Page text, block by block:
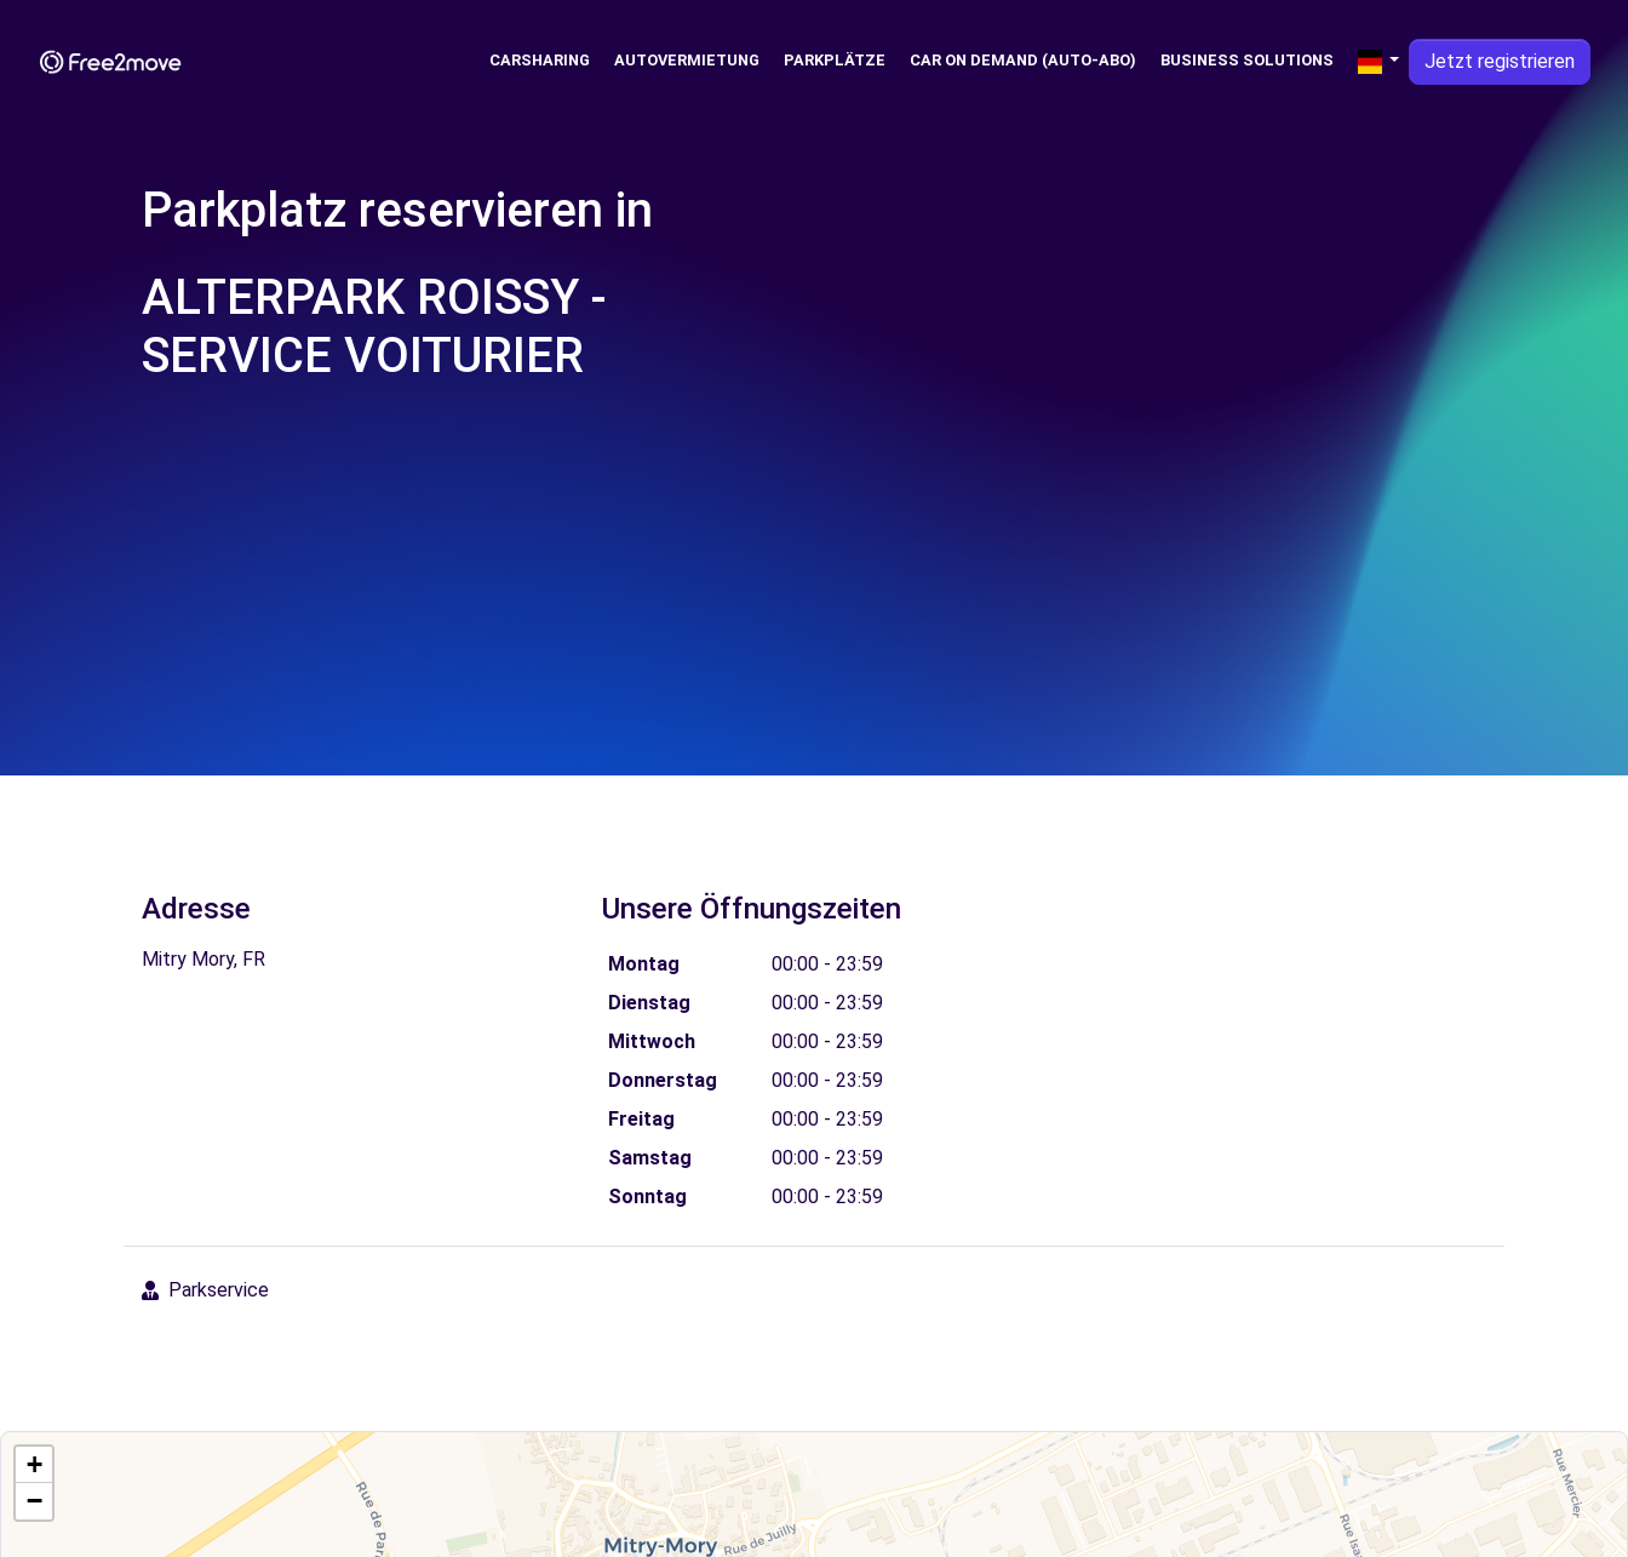
CARSHARING AUTOVERMIETUNG PARKPLÄTZE CAR ON DEMAND (AUTO-ABO) BUSINESS SOLUTIONS Jetzt registrieren
Parkplatz reservieren in
ALTERPARK ROISSY -
SERVICE VOITURIER
Adresse
Mitry Mory, FR
Unsere Öffnungszeiten
Montag
00:00 - 23:59
Dienstag
00:00 - 23:59
Mittwoch
00:00 - 23:59
Donnerstag
00:00 - 23:59
Freitag
00:00 - 23:59
Samstag
00:00 - 23:59
Sonntag
00:00 - 23:59
Parkservice
+
−